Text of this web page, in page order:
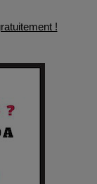
les
sportives